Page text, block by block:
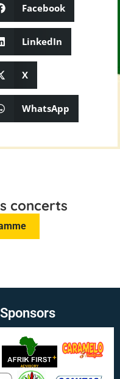
Facebook
LinkedIn
X
WhatsApp
concerts